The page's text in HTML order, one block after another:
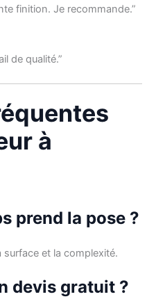
finition. Je recommande.”
de qualité.”
à
prend la pose ?
surface et la complexité.
devis gratuit ?